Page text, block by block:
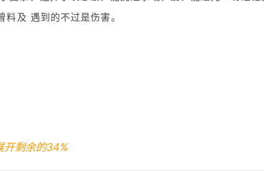
及 遇到的不过是伤害。
开剩余的34%